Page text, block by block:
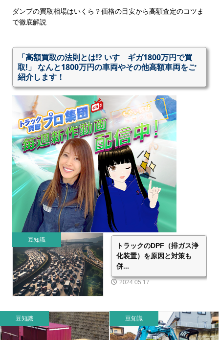
豆知識
トラックのDPF（排ガス浄
化装置）を原因と対策も
併...
2024.05.17
ダンプの買取相場はいくら？価格の目安から高額査定のコツま
で徹底解説
「高額買取の法則とは!? いすゞギガ1800万円で買
取!」 なんと1800万円の車両やその他高額車両をご
紹介します！
豆知識 豆知識